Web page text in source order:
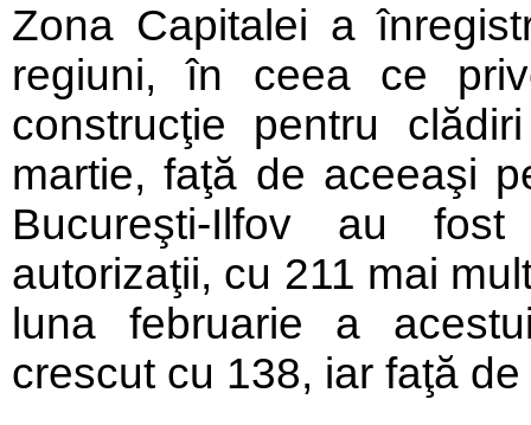
Zona Capitalei a
regiuni, în ceea ce
construcţie pentru
martie, faţă de aceeaşi
Bucureşti-Ilfov au
autorizaţii, cu 211 mai
luna februarie a
crescut cu 138, iar faţă